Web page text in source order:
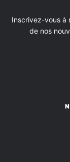
Inscrivez-vous à
de nos